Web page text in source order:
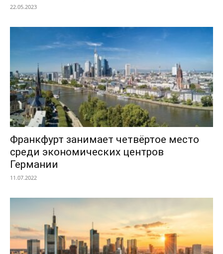
22.05.2023
Франкфурт занимает четвёртое место
среди экономических центров
Германии
11.07.2022